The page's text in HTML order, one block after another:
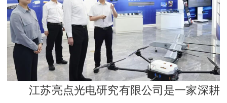
江苏亮点光电研究有限公司是一家深耕